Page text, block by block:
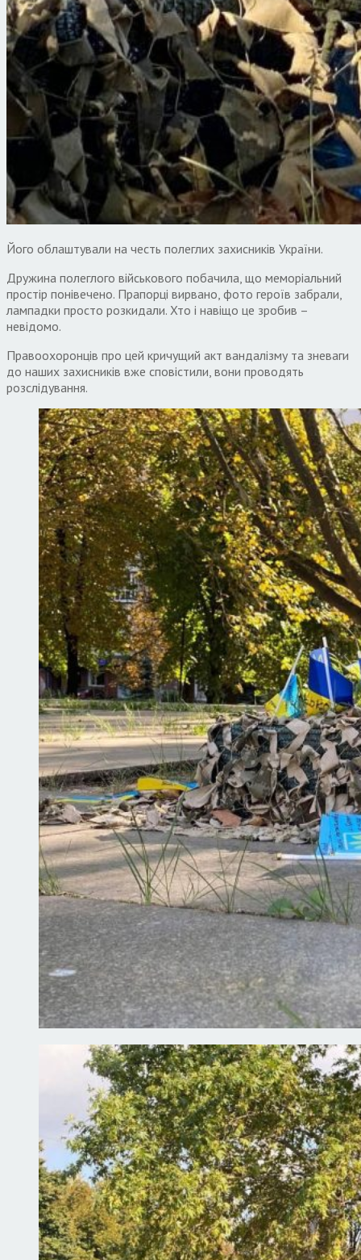
Його облаштували на честь полеглих захисників України.
Дружина полеглого військового побачила, що меморіальний
простір понівечено. Прапорці вирвано, фото героїв забрали,
лампадки просто розкидали. Хто і навіщо це зробив –
невідомо.
Правоохоронців про цей кричущий акт вандалізму та зневаги
до наших захисників вже сповістили, вони проводять
розслідування.